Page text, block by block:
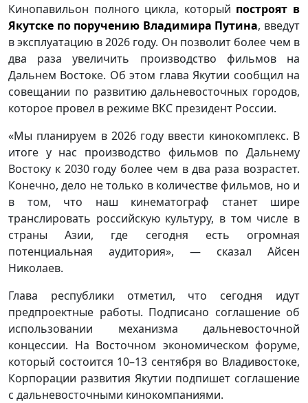
Кинопавильон полного цикла, который построят в
Якутске по поручению Владимира Путина, введут
в эксплуатацию в 2026 году. Он позволит более чем в
два раза увеличить производство фильмов на
Дальнем Востоке. Об этом глава Якутии сообщил на
совещании по развитию дальневосточных городов,
которое провел в режиме ВКС президент России.
«Мы планируем в 2026 году ввести кинокомплекс. В
итоге у нас производство фильмов по Дальнему
Востоку к 2030 году более чем в два раза возрастет.
Конечно, дело не только в количестве фильмов, но и
в том, что наш кинематограф станет шире
транслировать российскую культуру, в том числе в
страны Азии, где сегодня есть огромная
потенциальная аудитория», — сказал Айсен
Николаев.
Глава республики отметил, что сегодня идут
предпроектные работы. Подписано соглашение об
использовании механизма дальневосточной
концессии. На Восточном экономическом форуме,
который состоится 10–13 сентября во Владивостоке,
Корпорации развития Якутии подпишет соглашение
с дальневосточными кинокомпаниями.